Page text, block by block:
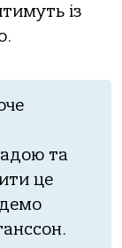
із
та
це